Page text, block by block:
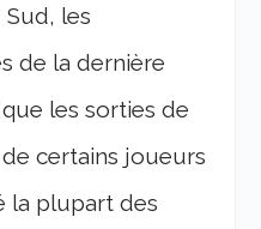
les
de la dernière
les sorties de
certains joueurs
la plupart des